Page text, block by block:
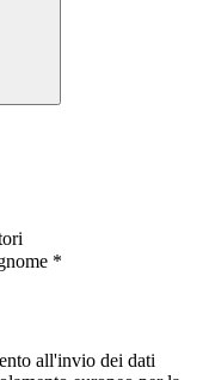
*
all'invio dei dati